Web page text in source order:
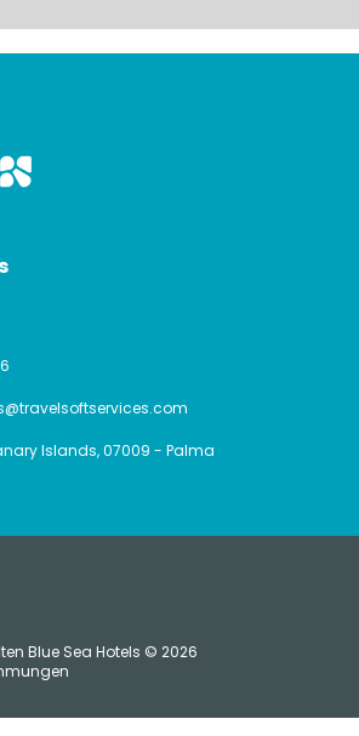
Islands, 07009 - Palma
Blue Sea Hotels © 2026